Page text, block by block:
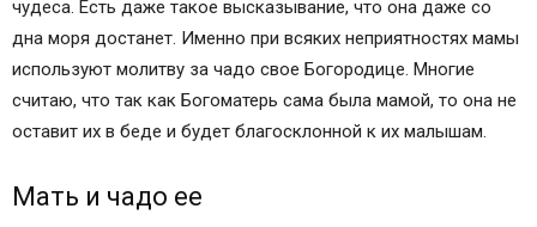
чудеса. Есть даже такое высказывание, что она даже со
дна моря достанет. Именно при всяких неприятностях мамы
используют молитву за чадо свое Богородице. Многие
считаю, что так как Богоматерь сама была мамой, то она не
оставит их в беде и будет благосклонной к их малышам.
Мать и чадо ее